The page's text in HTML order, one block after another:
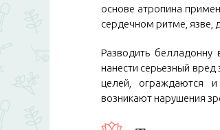
основе атропина
сердечном ритме, язве,
Разводить
нанести серьезный
целей, ограждаются
возникают нарушения